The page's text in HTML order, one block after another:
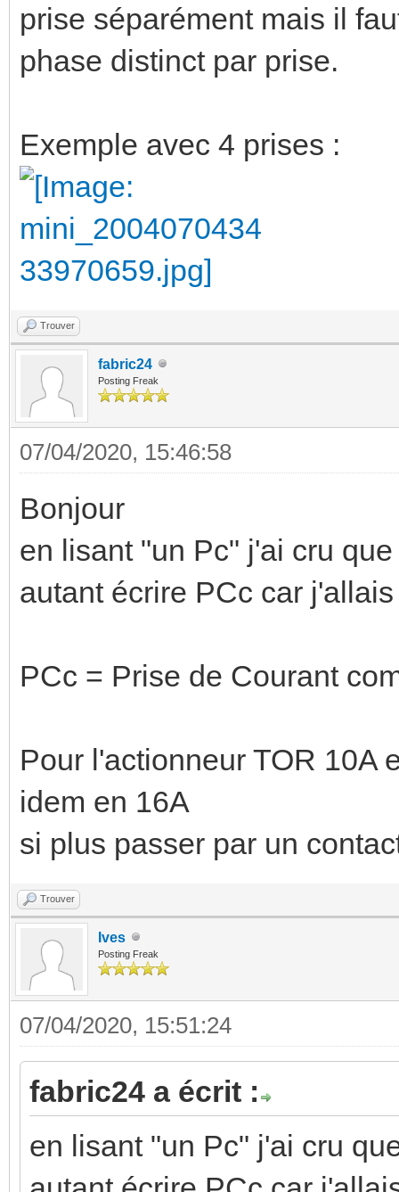
prise séparément mais il
phase distinct par prise.
Exemple avec 4 prises :
Trouver
fabric24
Posting Freak
07/04/2020, 15:46:58
Bonjour
en lisant "un Pc" j'ai cru
autant écrire PCc car
PCc = Prise de Courant
Pour l'actionneur TOR 10A
idem en 16A
si plus passer par un
Trouver
Ives
Posting Freak
07/04/2020, 15:51:24
fabric24 a écrit :
en lisant "un Pc" j'ai cru